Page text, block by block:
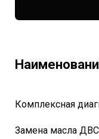
Комплексная
Замена масла ДВС